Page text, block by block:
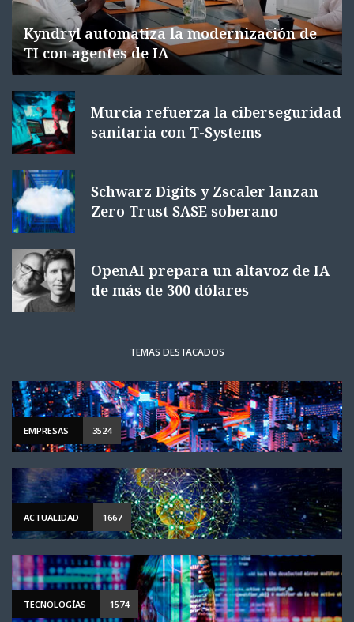
Kyndryl automatiza la modernización de
TI con agentes de IA
Murcia refuerza la ciberseguridad
sanitaria con T-Systems
Schwarz Digits y Zscaler lanzan
Zero Trust SASE soberano
OpenAI prepara un altavoz de IA
de más de 300 dólares
TEMAS DESTACADOS
EMPRESAS 3524
ACTUALIDAD 1667
TECNOLOGÍAS 1574